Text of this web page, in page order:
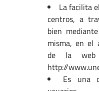
La facilita
centros, a
bien
misma, en el
de la web
http://
Es una